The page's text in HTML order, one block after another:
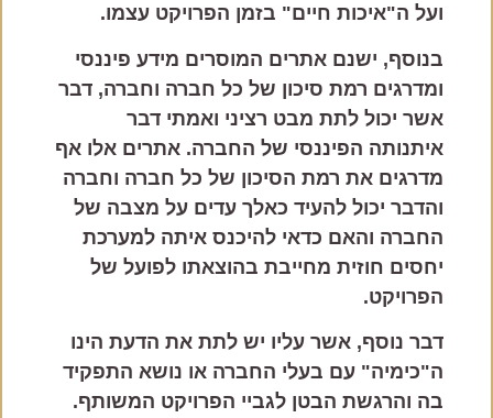
ועל ה"איכות חיים" בזמן הפרויקט עצמו.
בנוסף, ישנם אתרים המוסרים מידע פיננסי
ומדרגים רמת סיכון של כל חברה וחברה, דבר
אשר יכול לתת מבט רציני ואמתי דבר
איתנותה הפיננסי של החברה. אתרים אלו אף
מדרגים את רמת הסיכון של כל חברה וחברה
והדבר יכול להעיד כאלך עדים על מצבה של
החברה והאם כדאי להיכנס איתה למערכת
יחסים חוזית מחייבת בהוצאתו לפועל של
הפרויקט.
דבר נוסף, אשר עליו יש לתת את הדעת הינו
ה"כימיה" עם בעלי החברה או נושא התפקיד
בה והרגשת הבטן לגביי הפרויקט המשותף.